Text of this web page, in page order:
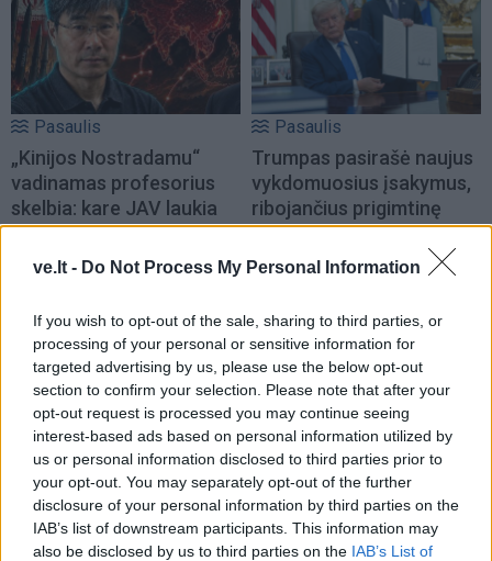
ve.lt - Do Not Process My Personal Information
If you wish to opt-out of the sale, sharing to third parties, or
processing of your personal or sensitive information for
targeted advertising by us, please use the below opt-out
section to confirm your selection. Please note that after your
opt-out request is processed you may continue seeing
interest-based ads based on personal information utilized by
us or personal information disclosed to third parties prior to
your opt-out. You may separately opt-out of the further
disclosure of your personal information by third parties on the
IAB’s list of downstream participants. This information may
also be disclosed by us to third parties on the IAB’s List of
Pasaulis
„Kinijos Nostradamu“
vadinamas profesorius
skelbia: kare JAV laukia
skaudus pralaimėjimas
Pasaulis
Trumpas pasirašė naujus
vykdomuosius įsakymus,
ribojančius prigimtinę
teisę į JAV pilietybę
Pasaulis
Rusai Juodojoje jūroje
dronais atakavo vokiečių
krovininį laivą
Pasaulis
Dingus elektrai ryšių
centre, didelėje Anglijos
dalyje sutriko geležinkelių
eismas